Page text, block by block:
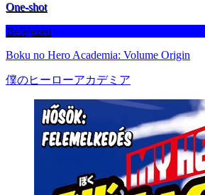
One-shot
Befejezett
Boku no Hero Academia: Volume Origin
僕のヒーローアカデミア